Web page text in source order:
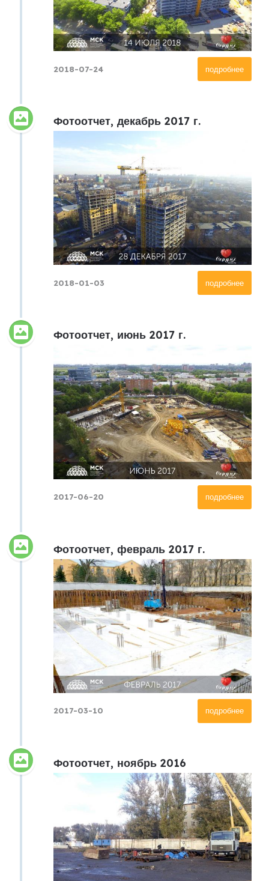
подробнее
2018-07-24
Фотоотчет, декабрь 2017 г.
подробнее
2018-01-03
Фотоотчет, июнь 2017 г.
подробнее
2017-06-20
Фотоотчет, февраль 2017 г.
подробнее
2017-03-10
Фотоотчет, ноябрь 2016